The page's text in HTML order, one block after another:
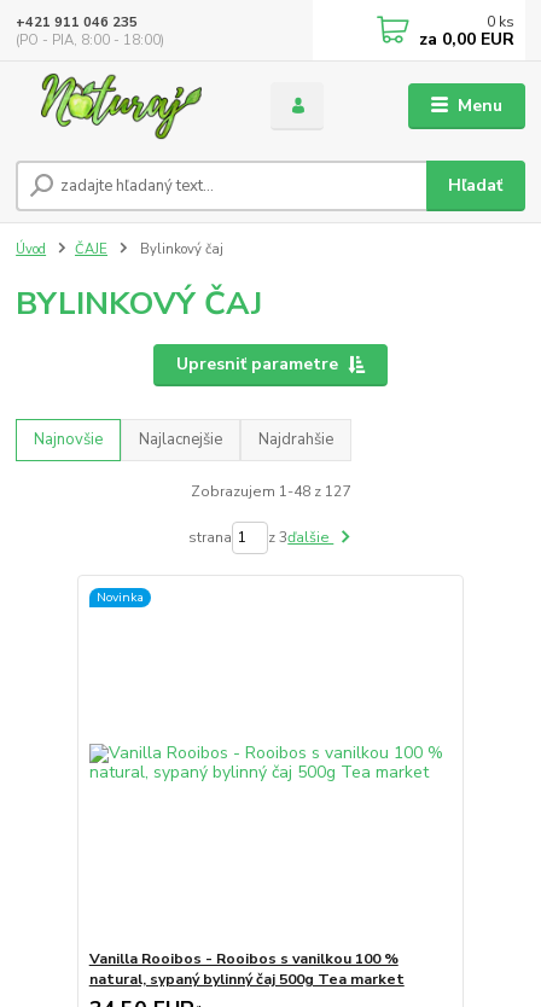
Menu
Hľadať
+421 911 046 235
(PO - PIA, 8:00 - 18:00)
0 ks
za 0,00 EUR
Úvod ČAJE Bylinkový čaj
BYLINKOVÝ ČAJ
Upresniť parametre
Najnovšie Najlacnejšie Najdrahšie
Zobrazujem 1-48 z 127
strana z 3ďalšie
Novinka
Vanilla Rooibos - Rooibos s vanilkou 100 %
natural, sypaný bylinný čaj 500g Tea market